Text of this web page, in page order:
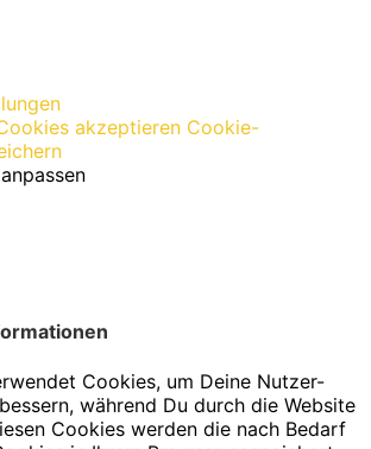
akzeptieren Cookie-
Cookies, um Deine Nutzer-
während Du durch die Website
Cookies werden die nach Bedarf